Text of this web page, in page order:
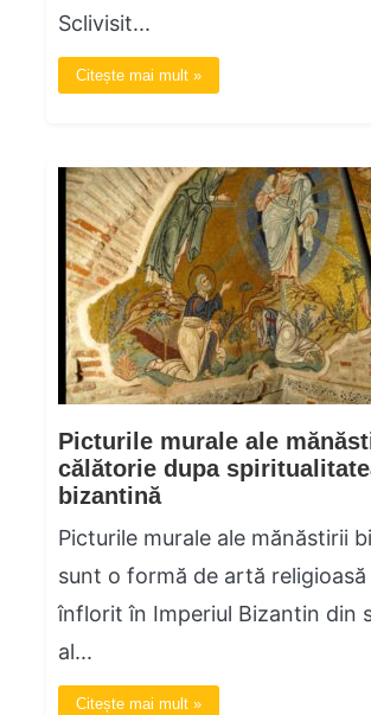
Sclivisit...
Citește mai mult »
Picturile murale ale
călătorie dupa
bizantină
Picturile murale ale mănăstirii
sunt o formă de artă religioasă
înflorit în Imperiul Bizantin din
al...
Citește mai mult »